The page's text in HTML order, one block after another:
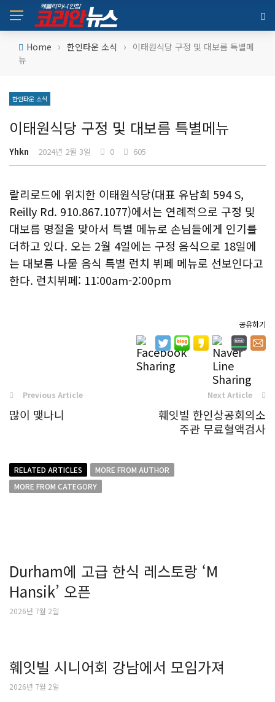
Home › 한인타운 소식 › 이태원식당 구정 및 대보름 특별메
뉴
한인타운 소식
이태원식당 구정 및 대보름 특별메뉴
Yhkn 2024년 2월 3일 0 605
랄리로드에 위치한 이태원식당(대표 유남희 594 S,
Reilly Rd. 910.867.1077)에서는 연례적으로 구정 및
대보름 명절을 맞아서 특별 메뉴로 손님들에게 인기를
더하고 있다. 오는 2월 4일에는 구정 음식으로 18일에
는 대보름 나물 음식 특별 런치 뷔페 메뉴로 선보인다고
한다. 런치뷔페: 11:00am-2:00pm
공유하기
Previous Article
많이 맺나니
Next Article
훼잇빌 한인상공회의소
주관 무료혈액검사
RELATED ARTICLES
MORE FROM AUTHOR
MORE FROM CATEGORY
Durham에 고급 한식 레스토랑 ‘M
Hansik’ 오픈
2026년 7월 2일
훼잇빌 시니어회 강남에서 모임가져
2026년 7월 2일